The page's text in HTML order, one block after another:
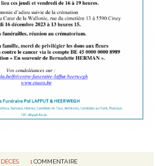
DÉCÈS 1COMMENTAIRE